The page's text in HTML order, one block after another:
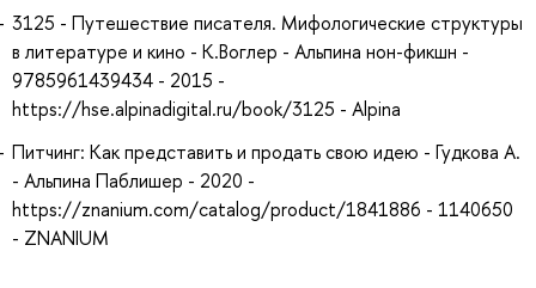
3125 - Путешествие писателя. Мифологические структуры
в литературе и кино - К.Воглер - Альпина нон-фикшн -
9785961439434 - 2015 -
https://hse.alpinadigital.ru/book/3125 - Alpina
Питчинг: Как представить и продать свою идею - Гудкова А.
- Альпина Паблишер - 2020 -
https://znanium.com/catalog/product/1841886 - 1140650
- ZNANIUM